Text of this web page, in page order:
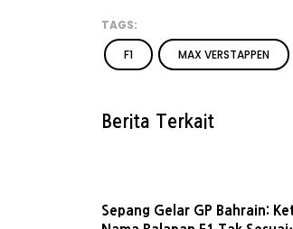
TAGS:
F1
MAX VERSTAPPEN
Berita Terkait
Sepang Gelar GP Bahrain: